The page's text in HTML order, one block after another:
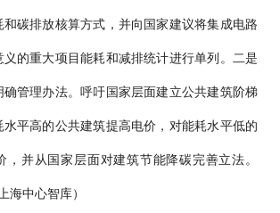
碳排放核算方式，并向国家建议将集成电路
的重大项目能耗和减排统计进行单列。二是
管理办法。呼吁国家层面建立公共建筑阶梯
平高的公共建筑提高电价，对能耗水平低的
，并从国家层面对建筑节能降碳完善立法。
中心智库）